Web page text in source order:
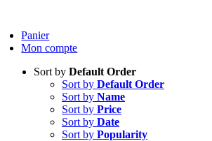
content
Panier
Mon compte
Sort by Default Order
Sort by Default Order
Sort by Name
Sort by Price
Sort by Date
Sort by Popularity